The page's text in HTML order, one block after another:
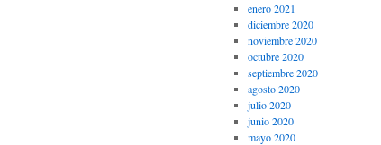
enero 2021
diciembre 2020
noviembre 2020
octubre 2020
septiembre 2020
agosto 2020
julio 2020
junio 2020
mayo 2020